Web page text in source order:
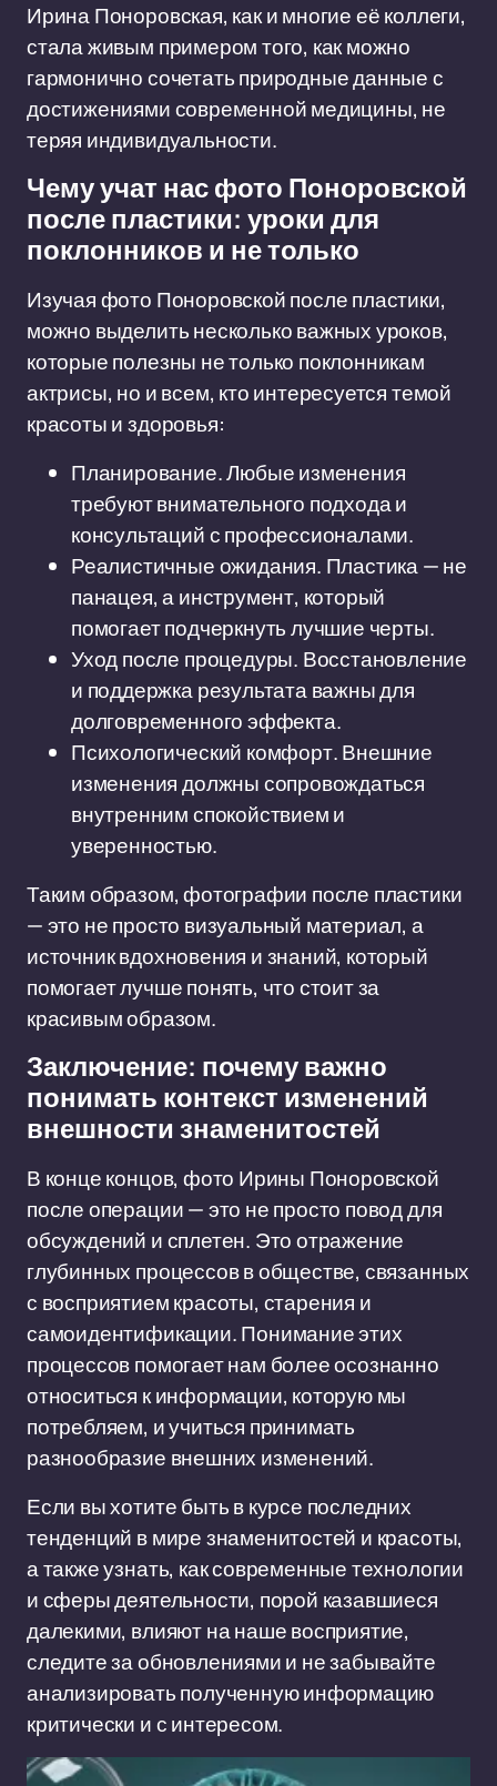
Ирина Поноровская, как и многие её коллеги,
стала живым примером того, как можно
гармонично сочетать природные данные с
достижениями современной медицины, не
теряя индивидуальности.
Чему учат нас фото Поноровской
после пластики: уроки для
поклонников и не только
Изучая фото Поноровской после пластики,
можно выделить несколько важных уроков,
которые полезны не только поклонникам
актрисы, но и всем, кто интересуется темой
красоты и здоровья:
Планирование. Любые изменения
требуют внимательного подхода и
консультаций с профессионалами.
Реалистичные ожидания. Пластика — не
панацея, а инструмент, который
помогает подчеркнуть лучшие черты.
Уход после процедуры. Восстановление
и поддержка результата важны для
долговременного эффекта.
Психологический комфорт. Внешние
изменения должны сопровождаться
внутренним спокойствием и
уверенностью.
Таким образом, фотографии после пластики
— это не просто визуальный материал, а
источник вдохновения и знаний, который
помогает лучше понять, что стоит за
красивым образом.
Заключение: почему важно
понимать контекст изменений
внешности знаменитостей
В конце концов, фото Ирины Поноровской
после операции — это не просто повод для
обсуждений и сплетен. Это отражение
глубинных процессов в обществе, связанных
с восприятием красоты, старения и
самоидентификации. Понимание этих
процессов помогает нам более осознанно
относиться к информации, которую мы
потребляем, и учиться принимать
разнообразие внешних изменений.
Если вы хотите быть в курсе последних
тенденций в мире знаменитостей и красоты,
а также узнать, как современные технологии
и сферы деятельности, порой казавшиеся
далекими, влияют на наше восприятие,
следите за обновлениями и не забывайте
анализировать полученную информацию
критически и с интересом.